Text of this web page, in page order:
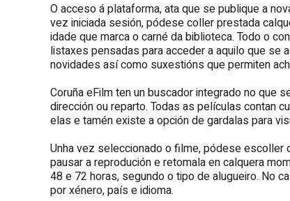
O acceso á plataforma, ata que se publique a
vez iniciada sesión, pódese coller prestada
idade que marca o carné da biblioteca. Todo o
listaxes pensadas para acceder a aquilo que se
novidades así como suxestións que permiten
Coruña eFilm ten un buscador integrado no que
dirección ou reparto. Todas as películas contan
elas e tamén existe a opción de gardalas para
Unha vez seleccionado o filme, pódese
pausar a reprodución e retomala en calquera
48 e 72 horas, segundo o tipo de alugueiro. No
por xénero, país e idioma.